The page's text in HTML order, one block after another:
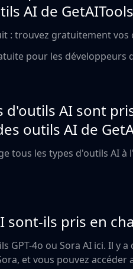
AI de
: trouvez gratuitement vos
pour les développeurs
d'outils AI sont
outils AI de
tous les types d'outils AI à
sont-ils pris en
GPT-4o ou Sora AI ici. Il y a
et vous pouvez accéder